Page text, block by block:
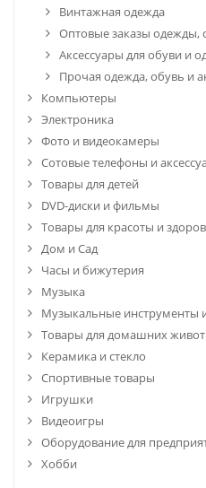
Винтажная одежда
Оптовые заказы одежды,
Аксессуары для обуви и
Прочая одежда, обувь и
Компьютеры
Электроника
Фото и видеокамеры
Сотовые телефоны и
Товары для детей
DVD-диски и фильмы
Товары для красоты и
Дом и Сад
Часы и бижутерия
Музыка
Музыкальные инструменты
Товары для домашних
Керамика и стекло
Спортивные товары
Игрушки
Видеоигры
Оборудование для
Хобби